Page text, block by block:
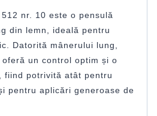
nr. 10 este o pensulă
din lemn, ideală pentru
Datorită mânerului lung,
un control optim și o
fiind potrivită atât pentru
pentru aplicări generoase de